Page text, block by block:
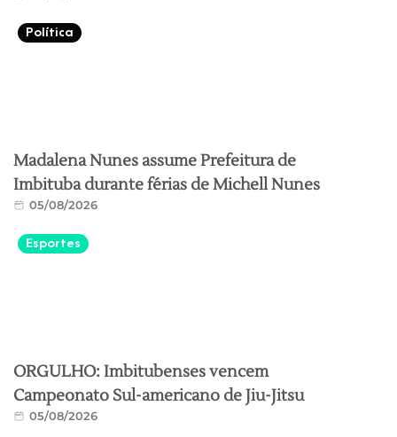
Política
Madalena Nunes assume Prefeitura de
Imbituba durante férias de Michell Nunes
05/08/2026
Esportes
ORGULHO: Imbitubenses vencem
Campeonato Sul-americano de Jiu-Jitsu
05/08/2026